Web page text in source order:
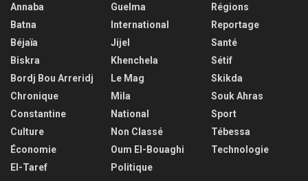
Annaba
Batna
Béjaïa
Biskra
Bordj Bou Arreridj
Chronique
Constantine
Culture
Économie
El-Taref
Guelma
International
Jijel
Khenchela
Le Mag
Mila
National
Non Classé
Oum El-Bouaghi
Politique
Régions
Reportage
Santé
Sétif
Skikda
Souk Ahras
Sport
Tébessa
Technologie